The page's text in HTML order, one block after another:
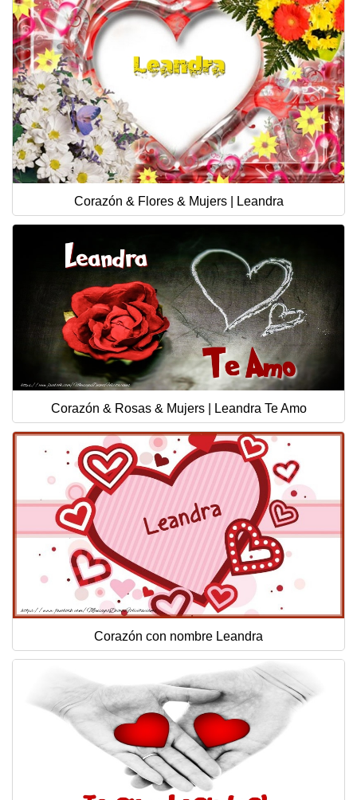
Corazón & Flores & Mujers | Leandra
Corazón & Rosas & Mujers | Leandra Te Amo
Corazón con nombre Leandra